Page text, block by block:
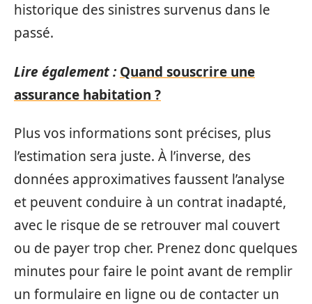
historique des sinistres survenus dans le
passé.
Lire également : Quand souscrire une
assurance habitation ?
Plus vos informations sont précises, plus
l’estimation sera juste. À l’inverse, des
données approximatives faussent l’analyse
et peuvent conduire à un contrat inadapté,
avec le risque de se retrouver mal couvert
ou de payer trop cher. Prenez donc quelques
minutes pour faire le point avant de remplir
un formulaire en ligne ou de contacter un